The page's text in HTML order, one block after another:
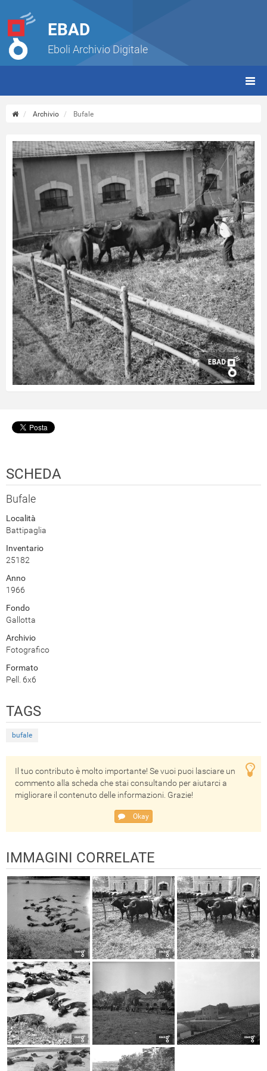
EBAD
Eboli Archivio Digitale
Archivio Bufale
SCHEDA
Bufale
Località
Battipaglia
Inventario
25182
Anno
1966
Fondo
Gallotta
Archivio
Fotografico
Formato
Pell. 6x6
TAGS
bufale
Il tuo contributo è molto importante! Se vuoi puoi lasciare un
commento alla scheda che stai consultando per aiutarci a
migliorare il contenuto delle informazioni. Grazie!
Okay
IMMAGINI CORRELATE